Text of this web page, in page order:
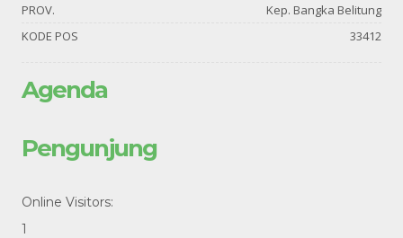
PROV.
Kep. Bangka Belitung
KODE POS
33412
Agenda
Pengunjung
Online Visitors:
1